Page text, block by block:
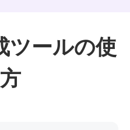
ツールの使